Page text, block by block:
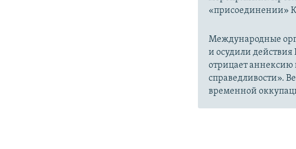
«присоединении»
Международные
и осудили
отрицает аннексию
справедливости».
временной